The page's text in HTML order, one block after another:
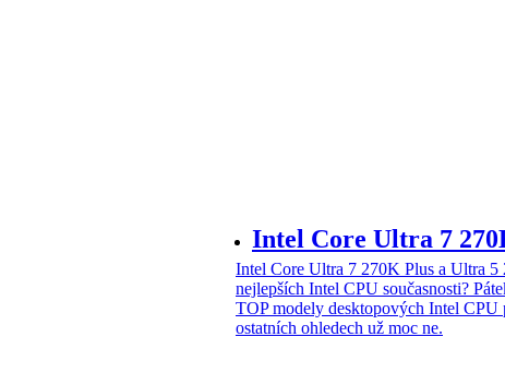
Intel Core Ultra 7
Intel Core Ultra 7 270K Plus a Ultra
nejlepších Intel CPU současnosti?
TOP modely desktopových Intel CPU
ostatních ohledech už moc ne.